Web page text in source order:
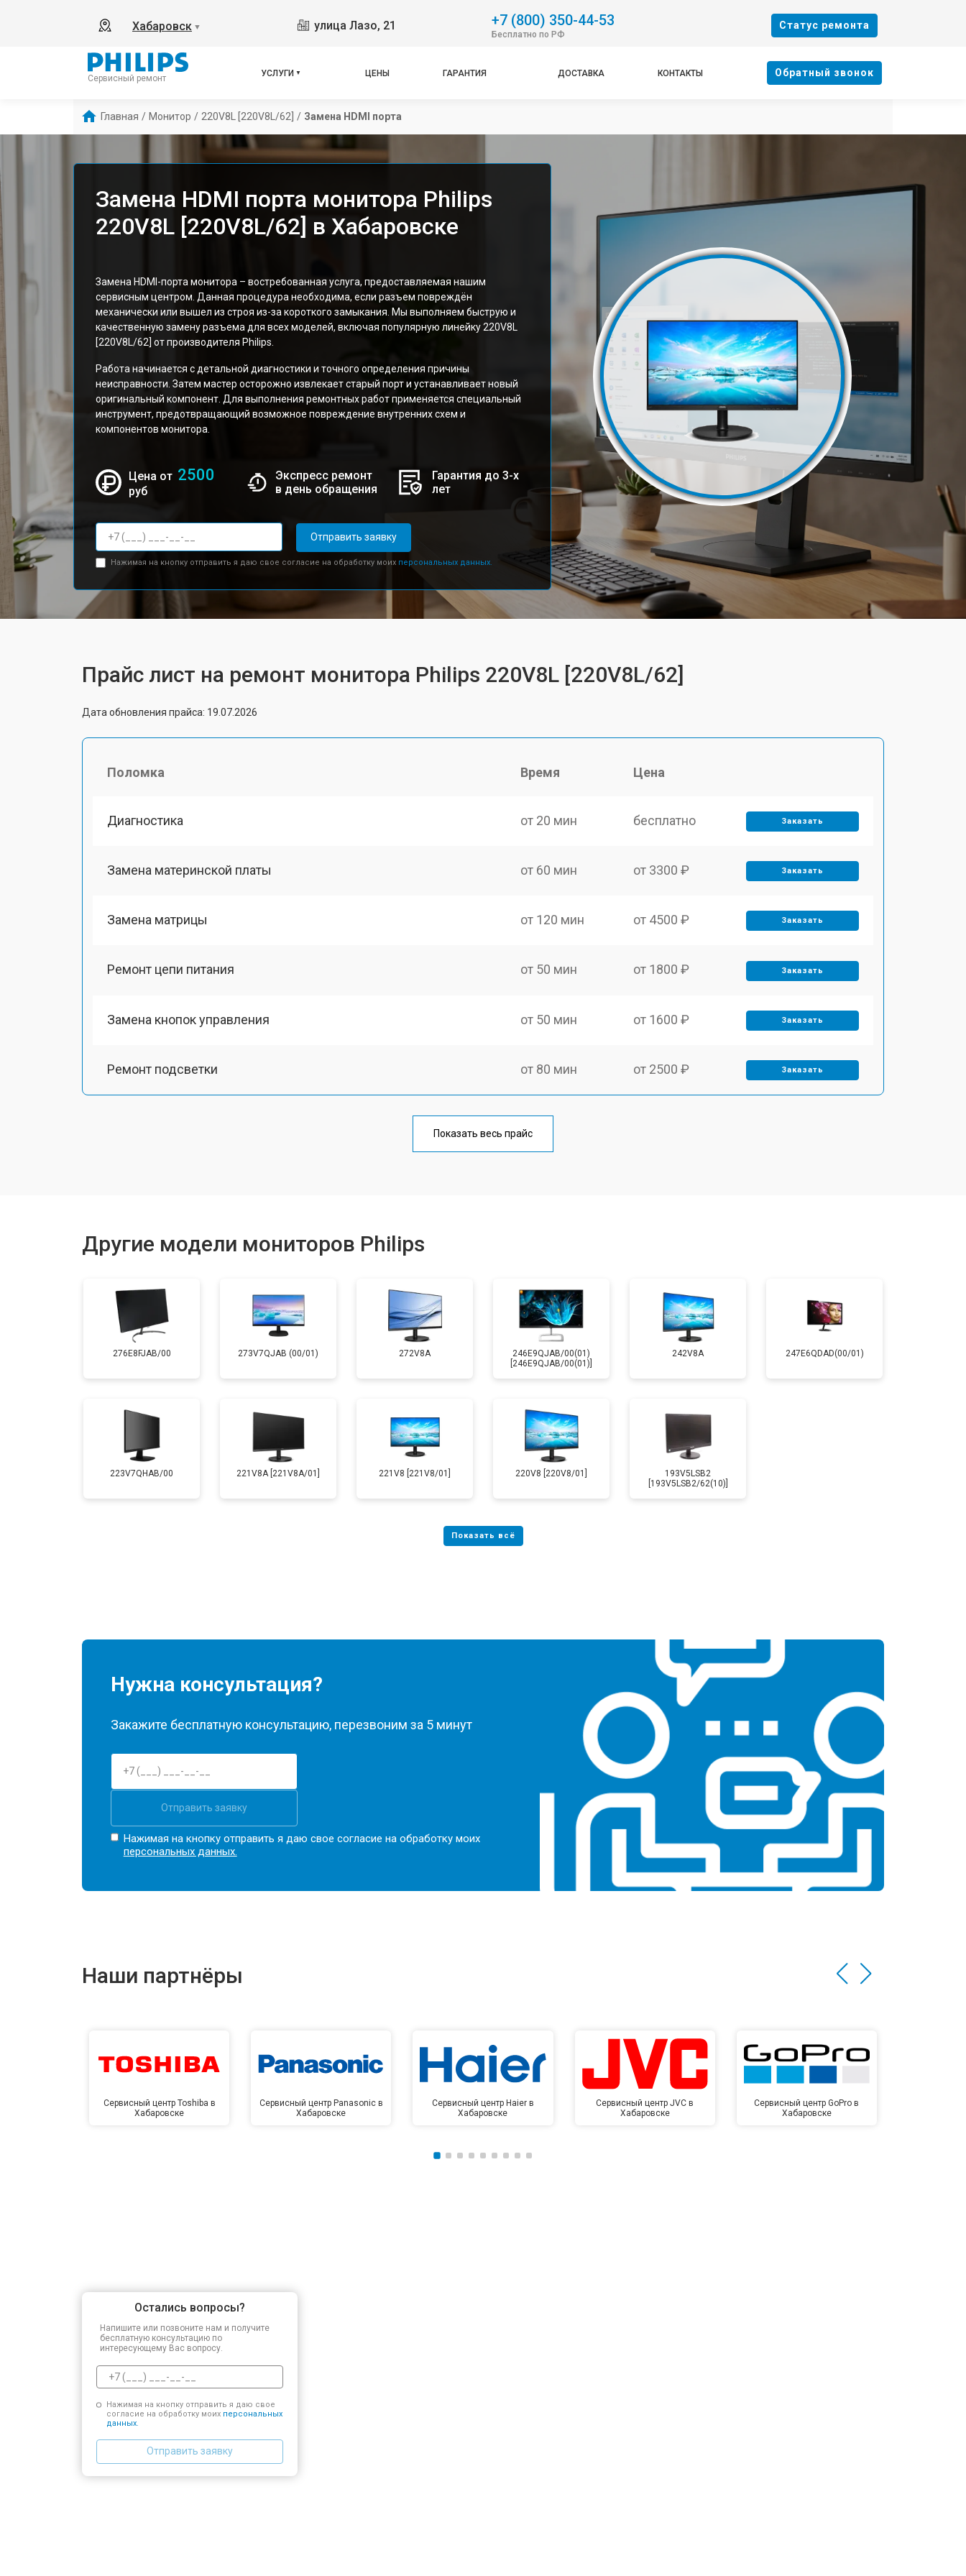
Хабаровск ▼ улица Лазо, 21 +7 (800) 350-44-53
Бесплатно по РФ
Cтатус ремонта
Сервисный ремонт
УСЛУГИ ЦЕНЫ ГАРАНТИЯ ДОСТАВКА КОНТАКТЫ Oбратный звонок
Главная / Монитор / 220V8L [220V8L/62] / Замена HDMI порта
Замена HDMI порта монитора Philips
220V8L [220V8L/62] в Хабаровске
Замена HDMI-порта монитора – востребованная услуга, предоставляемая нашим
сервисным центром. Данная процедура необходима, если разъем повреждён
механически или вышел из строя из-за короткого замыкания. Мы выполняем быструю и
качественную замену разъема для всех моделей, включая популярную линейку 220V8L
[220V8L/62] от производителя Philips.
Работа начинается с детальной диагностики и точного определения причины
неисправности. Затем мастер осторожно извлекает старый порт и устанавливает новый
оригинальный компонент. Для выполнения ремонтных работ применяется специальный
инструмент, предотвращающий возможное повреждение внутренних схем и
компонентов монитора.
Цена от 2500
руб
Экспресс ремонт
в день обращения
Гарантия до 3-х
лет
Отправить заявку
Нажимая на кнопку отправить я даю свое согласие на обработку моих персональных данных.
Прайс лист на ремонт монитора Philips 220V8L [220V8L/62]
Дата обновления прайса: 19.07.2026
Поломка Время Цена
Диагностика от 20 мин бесплатно Заказать
Замена материнской платы от 60 мин от 3300 ₽ Заказать
Замена матрицы от 120 мин от 4500 ₽ Заказать
Ремонт цепи питания от 50 мин от 1800 ₽ Заказать
Замена кнопок управления от 50 мин от 1600 ₽ Заказать
Ремонт подсветки от 80 мин от 2500 ₽ Заказать
Показать весь прайс
Другие модели мониторов Philips
276E8FJAB/00 273V7QJAB (00/01) 272V8A
246E9QJAB/00(01)
[246E9QJAB/00(01)]
242V8A 247E6QDAD(00/01)
223V7QHAB/00 221V8A [221V8A/01] 221V8 [221V8/01] 220V8 [220V8/01]
193V5LSB2
[193V5LSB2/62(10)]
Нужна консультация?
Закажите бесплатную консультацию, перезвоним за 5 минут
Отправить заявку
Нажимая на кнопку отправить я даю свое согласие на обработку моих
персональных данных.
Наши партнёры
Сервисный центр Toshiba в
Хабаровске
Сервисный центр Panasonic в
Хабаровске
Сервисный центр Haier в
Хабаровске
Сервисный центр JVC в
Хабаровске
Сервисный центр GoPro в
Хабаровске
Остались вопросы?
Напишите или позвоните нам и получите
бесплатную консультацию по
интересующему Вас вопросу.
Нажимая на кнопку отправить я даю свое
согласие на обработку моих персональных
данных.
Отправить заявку